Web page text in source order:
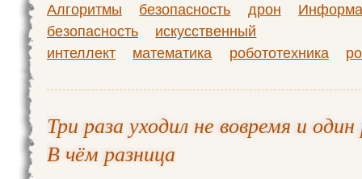
Алгоритмы
безопасность дрон
безопасность
искусственный
интеллект
математика робототехника
Три раза уходил не вовремя и
В чём разница